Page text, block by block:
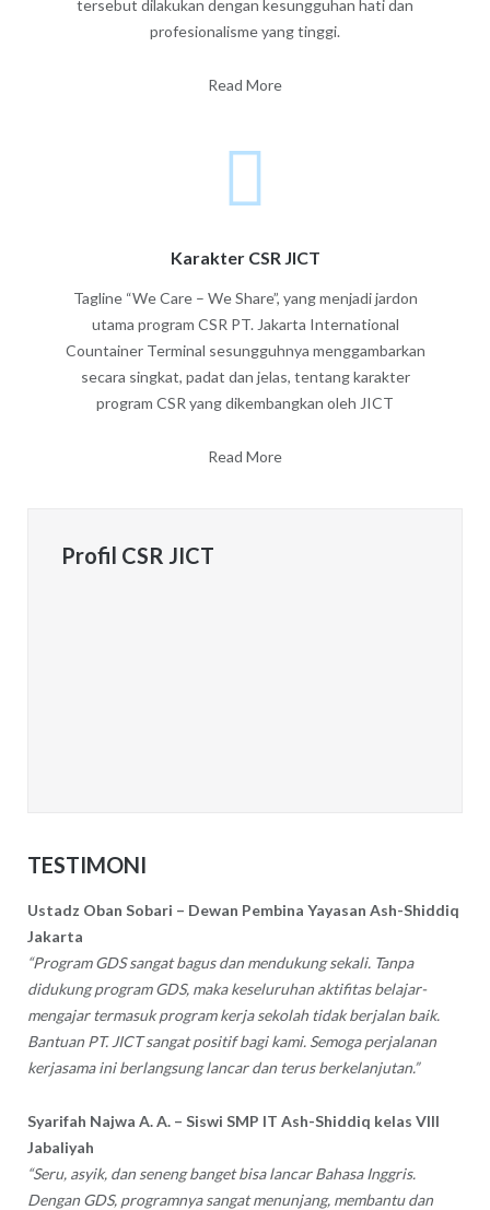
tersebut dilakukan dengan kesungguhan hati dan
profesionalisme yang tinggi.
Read More
Karakter CSR JICT
Tagline “We Care – We Share”, yang menjadi jardon
utama program CSR PT. Jakarta International
Countainer Terminal sesungguhnya menggambarkan
secara singkat, padat dan jelas, tentang karakter
program CSR yang dikembangkan oleh JICT
Read More
Profil CSR JICT
TESTIMONI
Ustadz Oban Sobari – Dewan Pembina Yayasan Ash-Shiddiq
Jakarta
“Program GDS sangat bagus dan mendukung sekali. Tanpa
didukung program GDS, maka keseluruhan aktifitas belajar-
mengajar termasuk program kerja sekolah tidak berjalan baik.
Bantuan PT. JICT sangat positif bagi kami. Semoga perjalanan
kerjasama ini berlangsung lancar dan terus berkelanjutan.”
Syarifah Najwa A. A. – Siswi SMP IT Ash-Shiddiq kelas VIII
Jabaliyah
“Seru, asyik, dan seneng banget bisa lancar Bahasa Inggris.
Dengan GDS, programnya sangat menunjang, membantu dan